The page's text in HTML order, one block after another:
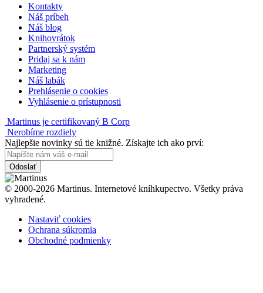
Kontakty
Náš príbeh
Náš blog
Knihovrátok
Partnerský systém
Pridaj sa k nám
Marketing
Náš labák
Prehlásenie o cookies
Vyhlásenie o prístupnosti
Martinus je certifikovaný B Corp
Nerobíme rozdiely
Najlepšie novinky sú tie knižné. Získajte ich ako prví:
Odoslať
© 2000-2026 Martinus. Internetové kníhkupectvo. Všetky práva
vyhradené.
Nastaviť cookies
Ochrana súkromia
Obchodné podmienky